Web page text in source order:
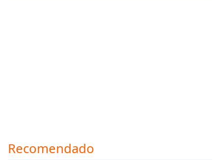
Recomendado